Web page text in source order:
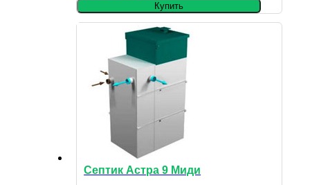
Купить
Септик Астра 9 Миди